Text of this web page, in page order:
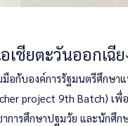
เชียตะวันออกเฉีย
กับองค์การรัฐมนตรีศึกษาแ
project 9th Batch) เ
การศึกษาปฐมวัย และนักศึ